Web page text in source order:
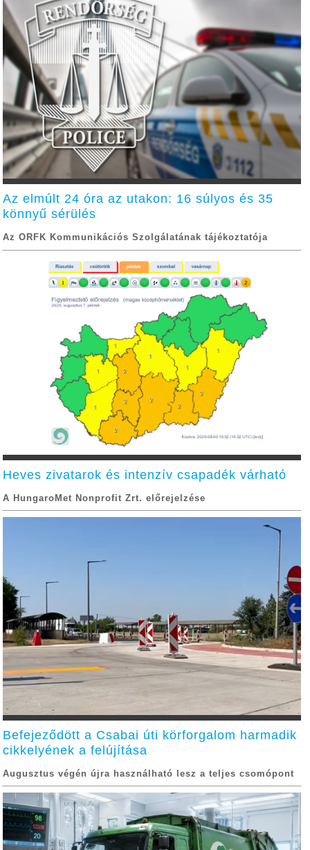
Az elmúlt 24 óra az utakon: 16 súlyos és 35
könnyű sérülés
Az ORFK Kommunikációs Szolgálatának tájékoztatója
Heves zivatarok és intenzív csapadék várható
A HungaroMet Nonprofit Zrt. előrejelzése
Befejeződött a Csabai úti körforgalom harmadik
cikkelyének a felújítása
Augusztus végén újra használható lesz a teljes csomópont